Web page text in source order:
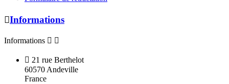
Informations
Informations  
 21 rue Berthelot
60570 Andeville
France